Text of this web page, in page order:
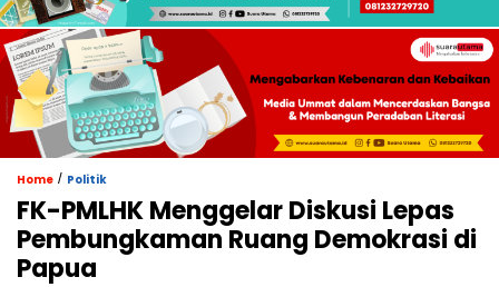
Home / Politik
FK-PMLHK Menggelar Diskusi Lepas
Pembungkaman Ruang Demokrasi di
Papua